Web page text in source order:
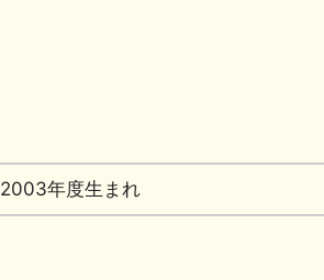
2003年度生まれ